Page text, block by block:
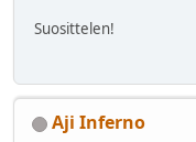
Suosittelen!
Aji Inferno